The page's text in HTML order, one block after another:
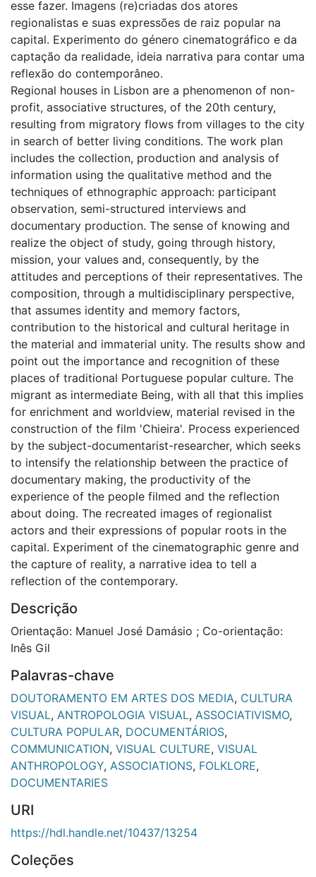
esse fazer. Imagens (re)criadas dos atores
regionalistas e suas expressões de raiz popular na
capital. Experimento do género cinematográfico e da
captação da realidade, ideia narrativa para contar uma
reflexão do contemporâneo.
Regional houses in Lisbon are a phenomenon of non-
profit, associative structures, of the 20th century,
resulting from migratory flows from villages to the city
in search of better living conditions. The work plan
includes the collection, production and analysis of
information using the qualitative method and the
techniques of ethnographic approach: participant
observation, semi-structured interviews and
documentary production. The sense of knowing and
realize the object of study, going through history,
mission, your values and, consequently, by the
attitudes and perceptions of their representatives. The
composition, through a multidisciplinary perspective,
that assumes identity and memory factors,
contribution to the historical and cultural heritage in
the material and immaterial unity. The results show and
point out the importance and recognition of these
places of traditional Portuguese popular culture. The
migrant as intermediate Being, with all that this implies
for enrichment and worldview, material revised in the
construction of the film 'Chieira'. Process experienced
by the subject-documentarist-researcher, which seeks
to intensify the relationship between the practice of
documentary making, the productivity of the
experience of the people filmed and the reflection
about doing. The recreated images of regionalist
actors and their expressions of popular roots in the
capital. Experiment of the cinematographic genre and
the capture of reality, a narrative idea to tell a
reflection of the contemporary.
Descrição
Orientação: Manuel José Damásio ; Co-orientação:
Inês Gil
Palavras-chave
DOUTORAMENTO EM ARTES DOS MEDIA, CULTURA
VISUAL, ANTROPOLOGIA VISUAL, ASSOCIATIVISMO,
CULTURA POPULAR, DOCUMENTÁRIOS,
COMMUNICATION, VISUAL CULTURE, VISUAL
ANTHROPOLOGY, ASSOCIATIONS, FOLKLORE,
DOCUMENTARIES
URI
https://hdl.handle.net/10437/13254
Coleções